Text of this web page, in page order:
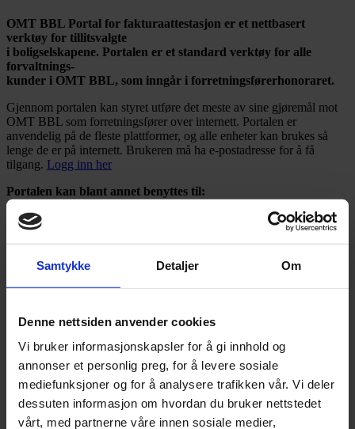
Samtykke Detaljer Om
Denne nettsiden anvender cookies
Vi bruker informasjonskapsler for å gi innhold og
annonser et personlig preg, for å levere sosiale
mediefunksjoner og for å analysere trafikken vår. Vi deler
dessuten informasjon om hvordan du bruker nettstedet
vårt, med partnerne våre innen sosiale medier,
OMT BBL Portal for fakturaattestasjon er et nettbasert
verktøy for tillitsvalgte
i boligselskapene. Portalen er et standard verktøy for alle
forvaltnings-
kunder i OMT BBL, som inngår i forretningsførerhonoraret.
Gjennom portalen kan styret utføre det meste av sine gjøremål mot
OMT BBL som forretningsfører over internett. Portalen er
anvendelig på de fleste plattformer, og alle enheter kan brukes så
lenge de er på internett. Brukeren må ha e-postadresse for å få
tilgang. Logg inn her
Portalen kan blant annet benyttes til:
Godkjenning av fakturaer
Informasjon om boligselskapet (andelseiere,
bygningsinformasjon o.l.)
Dokumentarkiv
Regnskapsrapporter
Beboerinformasjon
Kommunikasjon med forretningsfører
Styresammensetning
Logg inn i styreportalen
OMT BBL